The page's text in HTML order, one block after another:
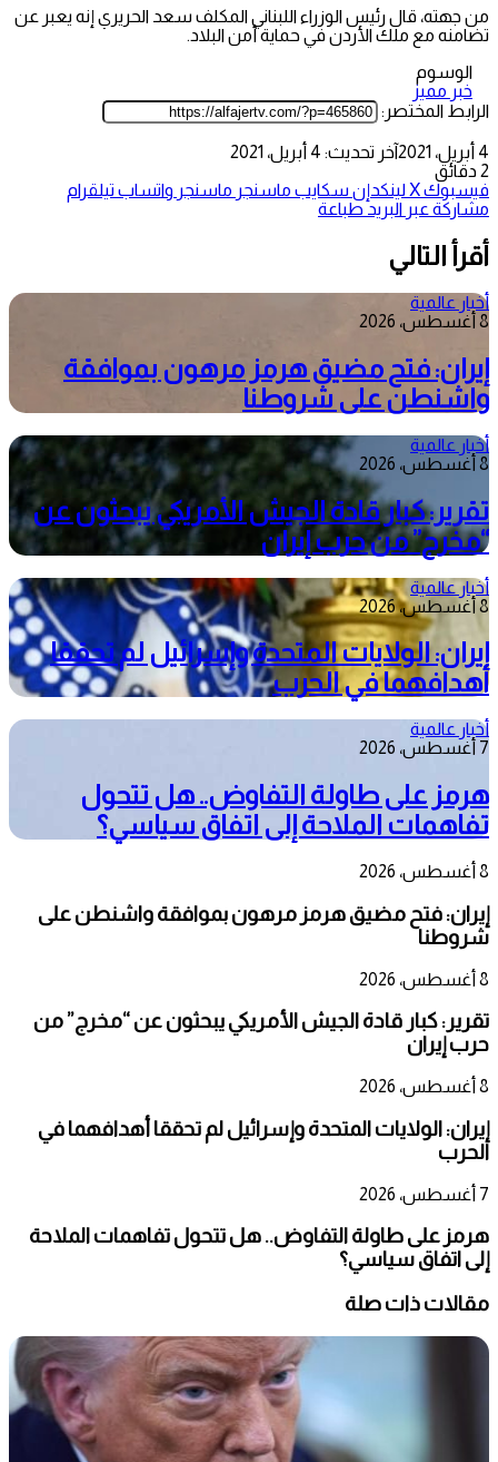
من جهته، قال رئيس الوزراء اللبناني المكلف سعد الحريري إنه يعبر عن
تضامنه مع ملك الأردن في حماية أمن البلاد.
الوسوم
خبر مميز
الرابط المختصر:
4 أبريل، 2021
آخر تحديث: 4 أبريل، 2021
2 دقائق
فيسبوك‫Xلينكدإن سكايب ماسنجر ماسنجر واتساب تيلقرام
مشاركة عبر البريد طباعة
أقرأ التالي
أخبار عالمية
8 أغسطس، 2026
إيران: فتح مضيق هرمز مرهون بموافقة
واشنطن على شروطنا
أخبار عالمية
8 أغسطس، 2026
تقرير: كبار قادة الجيش الأمريكي يبحثون عن
“مخرج” من حرب إيران
أخبار عالمية
8 أغسطس، 2026
إيران: الولايات المتحدة وإسرائيل لم تحققا
أهدافهما في الحرب
أخبار عالمية
7 أغسطس، 2026
هرمز على طاولة التفاوض.. هل تتحول
تفاهمات الملاحة إلى اتفاق سياسي؟
8 أغسطس، 2026
إيران: فتح مضيق هرمز مرهون بموافقة واشنطن على
شروطنا
8 أغسطس، 2026
تقرير: كبار قادة الجيش الأمريكي يبحثون عن “مخرج” من
حرب إيران
8 أغسطس، 2026
إيران: الولايات المتحدة وإسرائيل لم تحققا أهدافهما في
الحرب
7 أغسطس، 2026
هرمز على طاولة التفاوض.. هل تتحول تفاهمات الملاحة
إلى اتفاق سياسي؟
مقالات ذات صلة